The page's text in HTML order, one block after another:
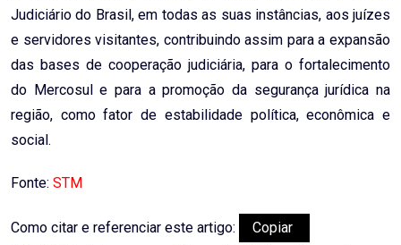
Judiciário do Brasil, em todas as suas instâncias, aos juízes
e servidores visitantes, contribuindo assim para a expansão
das bases de cooperação judiciária, para o fortalecimento
do Mercosul e para a promoção da segurança jurídica na
região, como fator de estabilidade política, econômica e
social.
Fonte: STM
Como citar e referenciar este artigo:
Copiar